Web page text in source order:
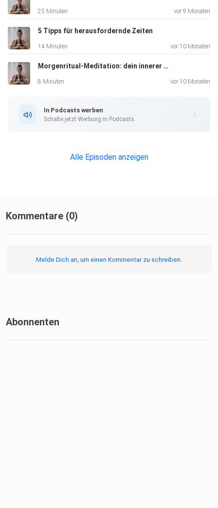
25 Minuten vor 9 Monaten
5 Tipps für herausfordernde Zeiten
14 Minuten vor 10 Monaten
Morgenritual-Meditation: dein innerer Akku
8 Minuten vor 10 Monaten
In Podcasts werben
Schalte jetzt Werbung in Podcasts.
Alle Episoden anzeigen
Kommentare (0)
Melde Dich an, um einen Kommentar zu schreiben.
Abonnenten